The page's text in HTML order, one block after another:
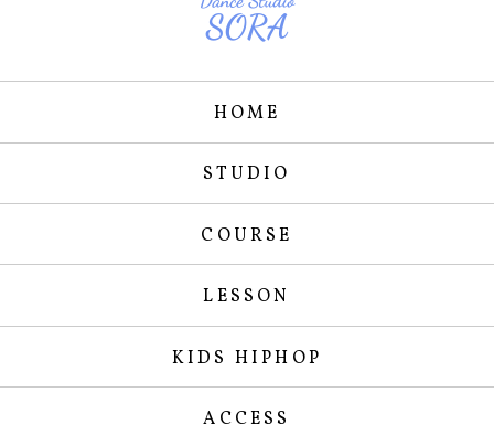
HOME
STUDIO
COURSE
LESSON
KIDS HIPHOP
ACCESS